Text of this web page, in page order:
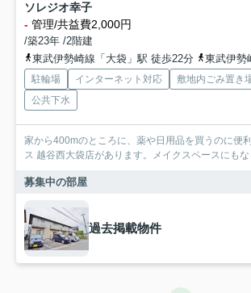
ソレジオ幸子
- 管理/共益費2,000円
/築23年 /2階建
東武伊勢崎線「大袋」駅 徒歩22分
東武伊勢崎線
駐輪場 インターネット対応 敷地内ごみ置き
公共下水
家から400mのところに、薬や日用品を買うのに便
ス 越谷西大袋店があります。メイクスペースにも
募集中の部屋
過去掲載物件